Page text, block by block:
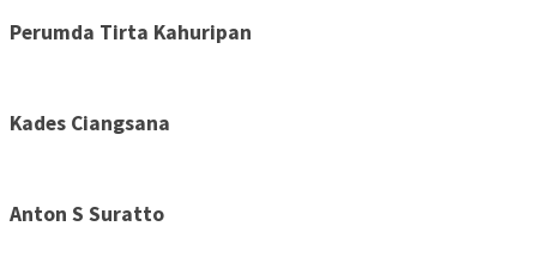
Perumda Tirta Kahuripan
Kades Ciangsana
Anton S Suratto